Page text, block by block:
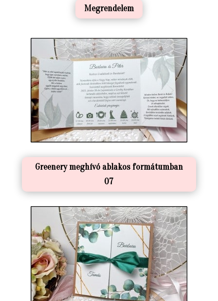
Megrendelem
Greenery meghívó ablakos formátumban
07